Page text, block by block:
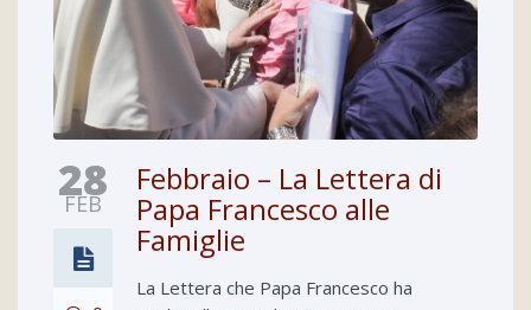
28
FEB
Febbraio – La Lettera di
Papa Francesco alle
Famiglie
La Lettera che Papa Francesco ha